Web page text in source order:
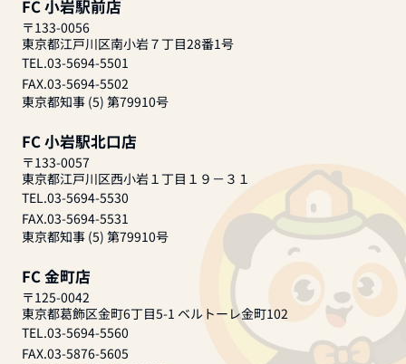
FC 小岩駅前店
〒133-0056
東京都江戸川区南小岩７丁目28番1号
TEL.03-5694-5501
FAX.03-5694-5502
東京都知事 (5) 第79910号
FC 小岩駅北口店
〒133-0057
東京都江戸川区西小岩１丁目１９－３１
TEL.03-5694-5530
FAX.03-5694-5531
東京都知事 (5) 第79910号
FC 金町店
〒125-0042
東京都葛飾区金町6丁目5-1 ベルトーレ金町102
TEL.03-5694-5560
FAX.03-5876-5605